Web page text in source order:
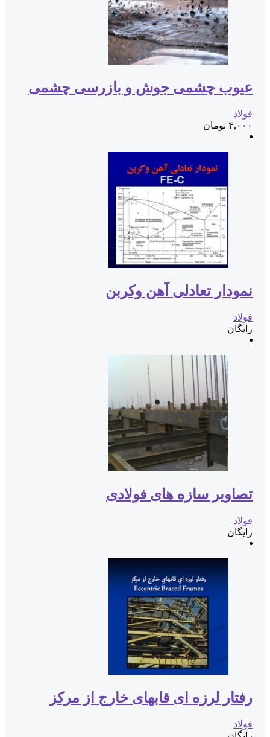
عیوب چشمی جوش و بازرسی چشمی
فولاد
۴,۰۰۰ تومان
نمودار تعادلی آهن وکربن
فولاد
رایگان
تصاویر سازه های فولادی
فولاد
رایگان
رفتار لرزه ای قابهای خارج از مرکز
فولاد